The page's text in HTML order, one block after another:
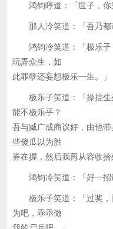
鸿钧哼道：「世子，你
那人冷笑道：「吾乃都
鸿钧冷笑道：「极乐子
玩弄众生，如
此罪孽还妄想极乐一生。」
极乐子笑道：「操控生
能不极乐乎？
吾与臧广成商议好，由他
些傻瓜以为胜
券在握，然后我再从容收拾
鸿钧冷笑道：「好一招
极乐子笑道：「过奖，
为吧，乖乖做